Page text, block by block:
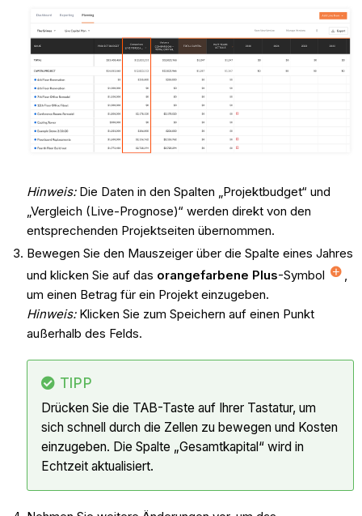
Hinweis: Die Daten in den Spalten „Projektbudget“ und
„Vergleich (Live-Prognose)“ werden direkt von den
entsprechenden Projektseiten übernommen.
Bewegen Sie den Mauszeiger über die Spalte eines Jahres
und klicken Sie auf das orangefarbene Plus-Symbol
um einen Betrag für ein Projekt einzugeben.
Hinweis:Klicken Sie zum Speichern auf einen Punkt
außerhalb des Felds.
TIPP
Drücken Sie die TAB-Taste auf Ihrer Tastatur, um
sich schnell durch die Zellen zu bewegen und Kosten
einzugeben. Die Spalte „Gesamtkapital“ wird in
Echtzeit aktualisiert.